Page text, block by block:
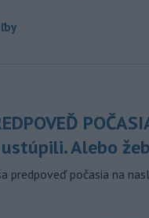
Alebo
predpoveď počasia na